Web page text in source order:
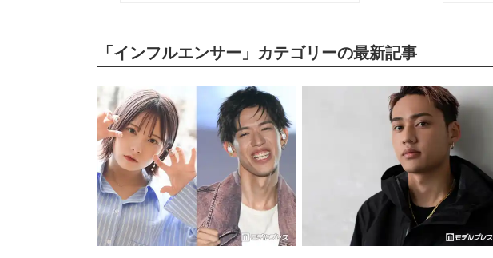
「インフルエンサー」カテゴリーの最新記事